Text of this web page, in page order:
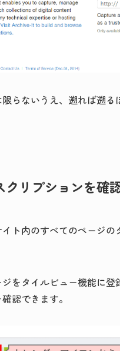
らないうえ、遡れば遡
リプションを確
ト内のすべてのページ
をタイルビュー機能に
認できます。